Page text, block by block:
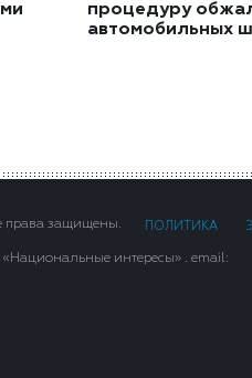
процедуру
автомобильных
права защищены. ПОЛИТИКА
интересы» . email: